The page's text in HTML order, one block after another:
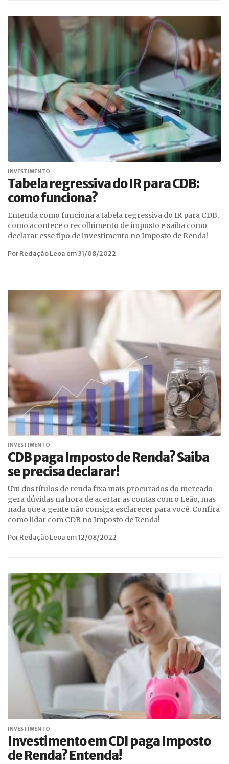
INVESTIMENTO
Tabela regressiva do IR para CDB:
como funciona?
Entenda como funciona a tabela regressiva do IR para CDB,
como acontece o recolhimento de imposto e saiba como
declarar esse tipo de investimento no Imposto de Renda!
Por Redação Leoa em 31/08/2022
INVESTIMENTO
CDB paga Imposto de Renda? Saiba
se precisa declarar!
Um dos títulos de renda fixa mais procurados do mercado
gera dúvidas na hora de acertar as contas com o Leão, mas
nada que a gente não consiga esclarecer para você. Confira
como lidar com CDB no Imposto de Renda!
Por Redação Leoa em 12/08/2022
INVESTIMENTO
Investimento em CDI paga Imposto
de Renda? Entenda!